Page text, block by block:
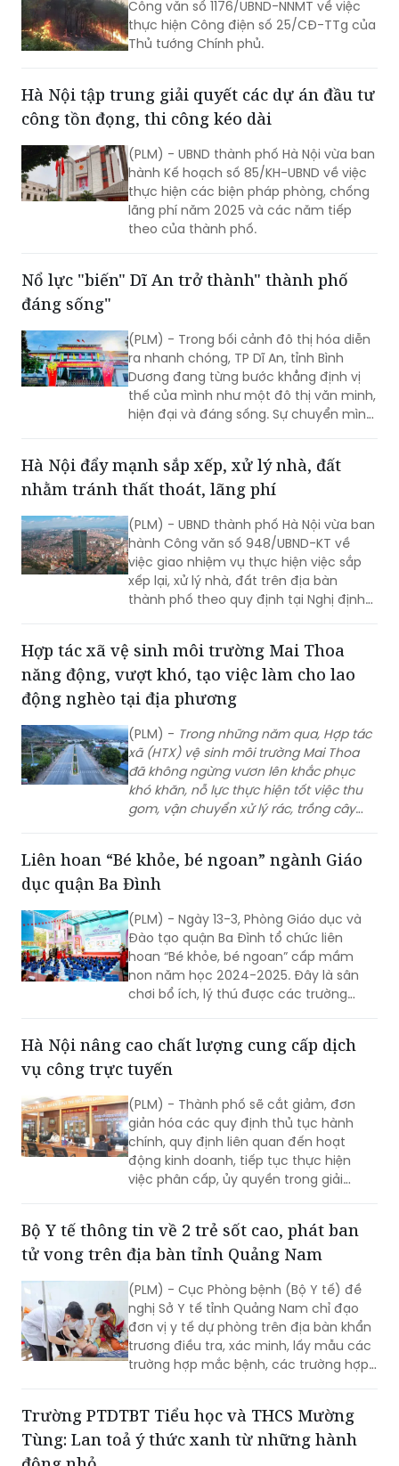
Hà Nội tập trung giải quyết các dự án đầu tư
(PLM) - UBND thành phố Hà Nội vừa ban
hành Kế hoạch số 85/KH-UBND về việc
thực hiện các biện pháp phòng, chống
lãng phí năm 2025 và các năm tiếp
theo của thành phố.
Nổ lực "biến" Dĩ An trở thành" thành phố
(PLM) - Trong bối cảnh đô thị hóa diễn
Dương đang từng bước khẳng định vị
thế của mình như một đô thị văn minh,
hiện đại và đáng sống. Sự chuyển mình
mạnh mẽ này không thể thiếu vai trò
quan trọng của chính quyền địa
phương, với những nỗ lực không ngừng
Dĩ An, đáp ứng kỳ vọng của người dân
và doanh nghiệp.
Hà Nội đẩy mạnh sắp xếp, xử lý nhà, đất
(PLM) - UBND thành phố Hà Nội vừa ban
hành Công văn số 948/UBND-KT về
việc giao nhiệm vụ thực hiện việc sắp
xếp lại, xử lý nhà, đất trên địa bàn
thành phố theo quy định tại Nghị định
số 03/2025/NĐ-CP.
Hợp tác xã vệ sinh môi trường Mai Thoa
động nghèo tại địa phương
(PLM) - Trong n
hững năm qua, Hợp tác
xã (HTX) vệ sinh môi trường Mai Thoa
đã không ngừng vươn lên khắc phục
khó khăn, nỗ lực thực hiện tốt việc thu
gom, vận chuyển xử lý rác, trồng cây
xanh tại địa phương góp phần giữ gìn
môi trường xanh, sạch, đẹp, vừa tạo việc
làm, thu nhập cho người lao động
cao Tam Đường, tỉnh Lai Châu.
Liên hoan “Bé khỏe, bé ngoan” ngành Giáo
(PLM) - Ngày 13-3, Phòng Giáo dục và
Đào tạo quận Ba Đình tổ chức liên
hoan “Bé khỏe, bé ngoan” cấp mầm
non năm học 2024-2025. Đây là sân
chơi bổ ích, lý thú được các trường
mầm non rất mong đợi với mong
muốn học hỏi, chia sẻ kinh nghiệm
nâng cao chất lượng chăm sóc, nuôi
để trẻ mầm non của các trường học
trên địa bàn quận được giao lưu, thể
hiện năng khiếu cũng như sự tự tin
trong hoạt động hằng ngày.
Hà Nội nâng cao chất lượng cung cấp dịch
(PLM) - Thành phố sẽ cắt giảm, đơn
giản hóa các quy định thủ tục hành
chính, quy định liên quan đến hoạt
động kinh doanh, tiếp tục thực hiện
việc phân cấp, ủy quyền trong giải
quyết thủ tục hành chính theo quy
định.
Bộ Y tế thông tin về 2 trẻ sốt cao, phát ban
(PLM) - Cục Phòng bệnh (Bộ Y tế) đề
nghị Sở Y tế tỉnh Quảng Nam chỉ đạo
đơn vị y tế dự phòng trên địa bàn khẩn
trương điều tra, xác minh, lấy mẫu các
trường hợp mắc bệnh, các trường hợp
tiếp xúc gần, xét nghiệm xác định tác
nhân gây bệnh; tăng cường giám sát,
phát hiện sớm các trường hợp mắc
Trường PTDTBT Tiểu học và THCS Mường
động nhỏ
(PLM) -
Nhiều năm qua Phòng Giáo dục